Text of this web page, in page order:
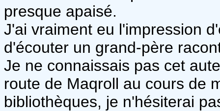
presque apaisé.
J'ai vraiment eu l'impression
d'écouter un grand-père
Je ne connaissais pas cet
route de Maqroll au cours de
bibliothèques, je n'hésiterai